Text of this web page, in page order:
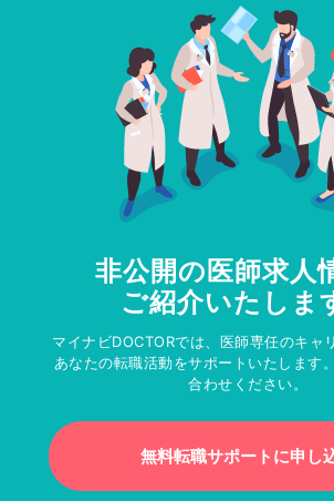
非公開の医師求人
ご紹介いたしま
マイナビDOCTORでは、医師専任のキャ
あなたの転職活動をサポートいたします
合わせください。
無料転職サポートに申し